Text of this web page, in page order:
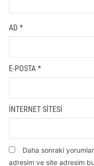
AD *
E-POSTA *
İNTERNET SITESI
Daha sonraki
adresim ve site adresim